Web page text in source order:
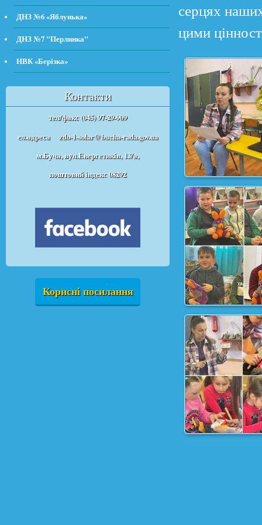
ДНЗ №6 «Яблунька»
ДНЗ №7 "Перлинка"
НВК «Берізка»
Контакти
тел/факс (045) 97-29-909
ел.адреса zdo-1-solar@bucha-rada.gov.ua
м.Буча, вул.Енергетиків, 13/а,
поштовий індекс 08292
Корисні посилання
серцях
цими